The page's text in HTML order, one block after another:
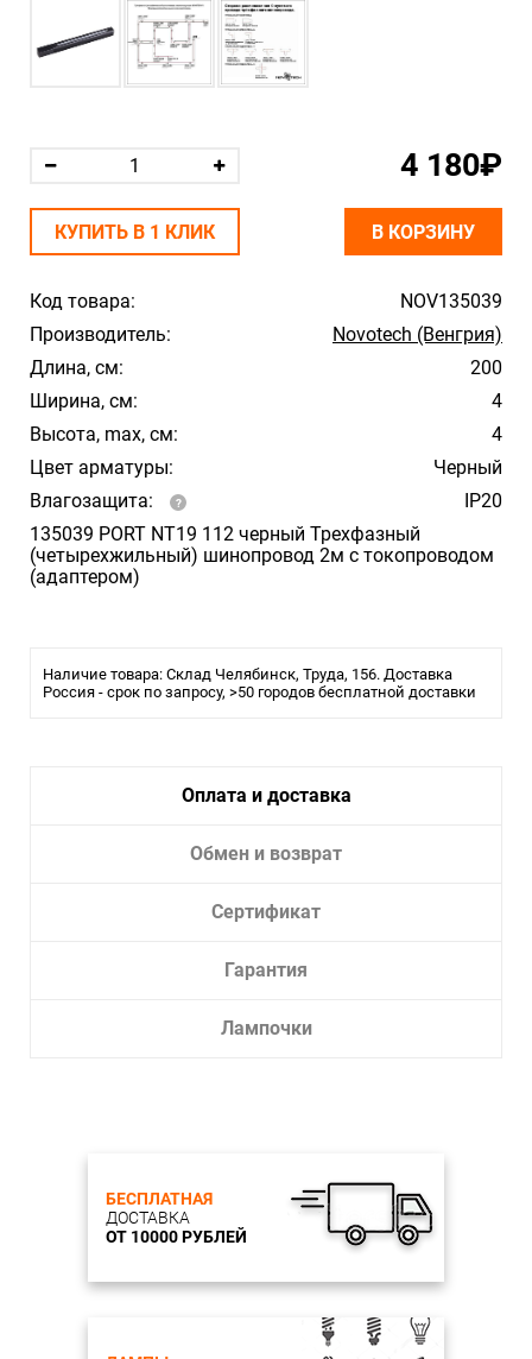
Код товара:
NOV135039
Производитель:
Novotech (Венгрия)
Длина, см:
200
Ширина, см:
4
Высота, max, см:
4
Цвет арматуры:
Черный
Влагозащита:
IP20
135039 PORT NT19 112 черный Трехфазный
(четырехжильный) шинопровод 2м с токопроводом
(адаптером)
Наличие товара: Склад Челябинск, Труда, 156. Доставка
Россия - срок по запросу, >50 городов бесплатной доставки
4 180₽
КУПИТЬ В 1 КЛИК В КОРЗИНУ
Оплата и доставка
Обмен и возврат
Сертификат
Гарантия
Лампочки
БЕСПЛАТНАЯ
ДОСТАВКА
ОТ 10000 РУБЛЕЙ